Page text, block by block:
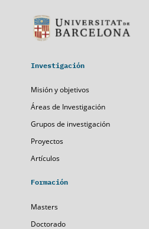
Investigación
Misión y objetivos
Áreas de Investigación
Grupos de investigación
Proyectos
Artículos
Formación
Masters
Doctorado